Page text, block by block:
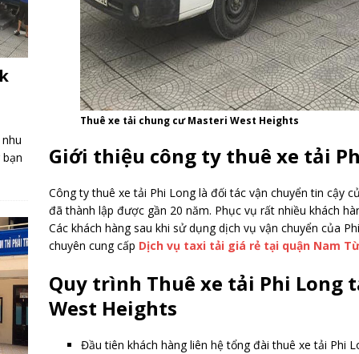
Thuê xe tải chung cư Masteri West Heights
Giới thiệu công ty thuê xe tải
Công ty thuê xe tải Phi Long là đối tác vận chuyển tin cậy
đã thành lập được gần 20 năm. Phục vụ rất nhiều khách
Các khách hàng sau khi sử dụng dịch vụ vận chuyển của
chuyên cung cấp Dịch vụ taxi tải giá rẻ tại quận Nam
Quy trình Thuê xe tải Phi Long
West Heights
Đầu tiên khách hàng liên hệ tổng đài thuê xe tải Phi